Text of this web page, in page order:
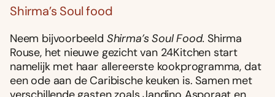
Shirma’s Soul food
Neem bijvoorbeeld Shirma’s Soul Food.Shirma
Rouse, het nieuwe gezicht van 24Kitchen start
namelijk met haar allereerste kookprogramma, dat
een ode aan de Caribische keuken is. Samen met